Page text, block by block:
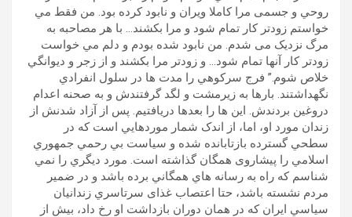
روحي و جسمی مرا کاملا ويران و نابود کرده بود. من فقط مي
خواستم زودتر کار تمام شود و مرا بکشند… با هر مصاحبه به
مرگ نزديک می شدم. من نابود شده بودم و دلم مي خواست
زودتر کار آنها تمام شود… و زودتر مرا بکشند و از زجر و ديوانگي
خلاص شوم.” فرج سرکوهي را مدت ها در سلول انفرادي
نگهداشتند. بارها به زيرمشت و لگد گرفتندش و به صحنه اعدام
دروغين بردندش. اين ها را بعدها دريافتيم. پس از آزاد شدنش از
زندان مورد او، اما، از اندک شمار موردهايي است که در
سطحي گسترده بازتابانده شده و سياست بي رحمي جمهوري
اسلامي را پيشاروی همگان گذاشته است. مورد ديگري را نمي
شناسم که راه به رسانه هاي همگاني برده باشد و در ضمير
مردم نشسته باشد، حتا اعتصاب غذای سرتاسري زندانيان
سیاسي ايران که در همان دوران بازداشت او رخ داد، بيش از